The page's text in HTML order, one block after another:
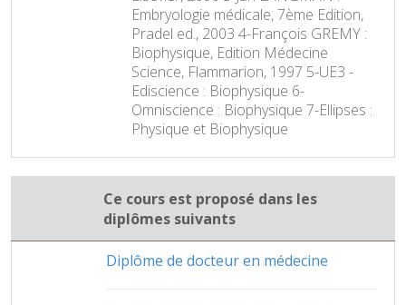
Embryologie médicale, 7ème Edition,
Pradel ed., 2003 4-François GREMY :
Biophysique, Edition Médecine
Science, Flammarion, 1997 5-UE3 -
Ediscience : Biophysique 6-
Omniscience : Biophysique 7-Ellipses :
Physique et Biophysique
Ce cours est proposé dans les
diplômes suivants
Diplôme de docteur en médecine